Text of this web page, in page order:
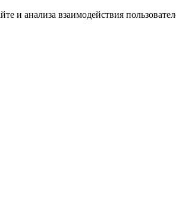
и анализа взаимодействия